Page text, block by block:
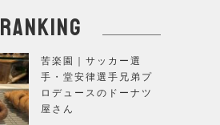
ranking
苦楽園｜サッカー選
手・堂安律選手兄弟プ
ロデュースのドーナツ
屋さん